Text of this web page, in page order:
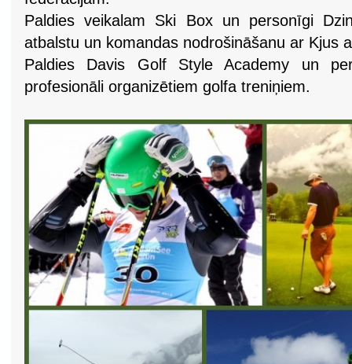
Paldies veikalam Ski Box un personīgi
atbalstu un komandas nodrošināšanu ar Kjus
Paldies Davis Golf Style Academy un
profesionāli organizētiem golfa treniņiem.